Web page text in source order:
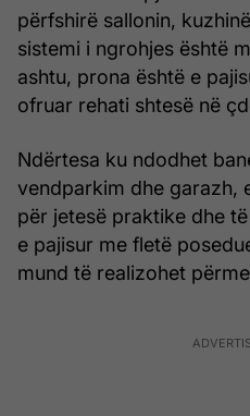
përfshirë sallonin,
sistemi i ngrohjes është
ashtu, prona është e
ofruar rehati shtesë në
Ndërtesa ku ndodhet
vendparkim dhe garazh,
për jetesë praktike dhe
e pajisur me fletë
mund të realizohet